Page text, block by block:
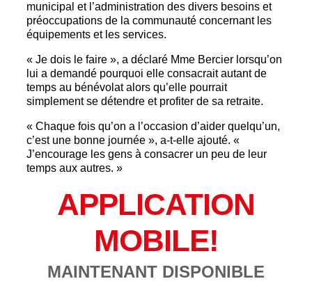
municipal et l’administration des divers besoins et
préoccupations de la communauté concernant les
équipements et les services.
« Je dois le faire », a déclaré Mme Bercier lorsqu’on
lui a demandé pourquoi elle consacrait autant de
temps au bénévolat alors qu’elle pourrait
simplement se détendre et profiter de sa retraite.
« Chaque fois qu’on a l’occasion d’aider quelqu’un,
c’est une bonne journée », a-t-elle ajouté. «
J’encourage les gens à consacrer un peu de leur
temps aux autres. »
APPLICATION
MOBILE!
MAINTENANT DISPONIBLE